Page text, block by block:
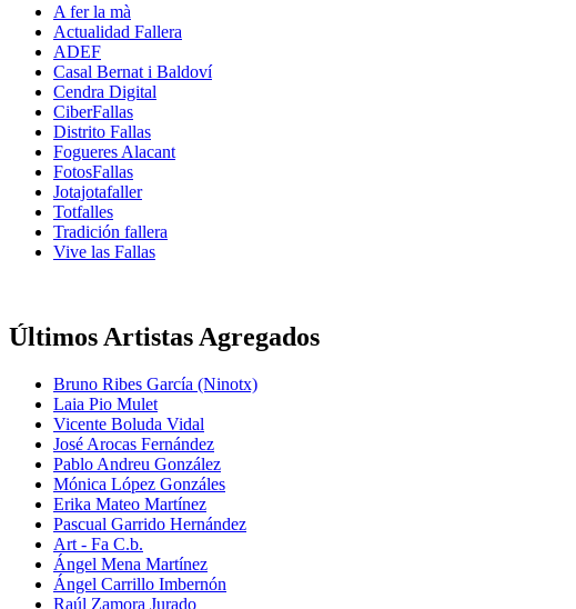
A fer la mà
Actualidad Fallera
ADEF
Casal Bernat i Baldoví
Cendra Digital
CiberFallas
Distrito Fallas
Fogueres Alacant
FotosFallas
Jotajotafaller
Totfalles
Tradición fallera
Vive las Fallas
Últimos Artistas Agregados
Bruno Ribes García (Ninotx)
Laia Pio Mulet
Vicente Boluda Vidal
José Arocas Fernández
Pablo Andreu González
Mónica López Gonzáles
Erika Mateo Martínez
Pascual Garrido Hernández
Art - Fa C.b.
Ángel Mena Martínez
Ángel Carrillo Imbernón
Raúl Zamora Jurado